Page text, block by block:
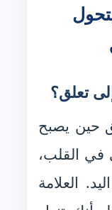
تعلق؟
حين يصبح
في القلب،
العلامة